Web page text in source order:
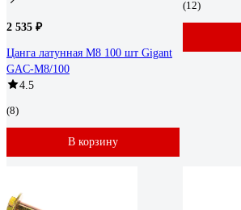
2 535 ₽
Цанга латунная М8 100 шт Gigant
GAC-M8/100
4.5
(8)
В корзину
(12)